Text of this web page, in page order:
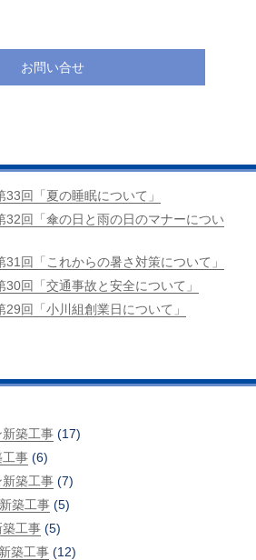
お問い合せ
回「夏の睡眠について」
32回「傘の日と雨の日のマナーについ
回「これからの暑さ対策について」
回「交通事故と安全について」
回「小川組創業日について」
築工事 (17)
事 (6)
築工事 (7)
築工事 (5)
工事 (5)
築工事 (12)